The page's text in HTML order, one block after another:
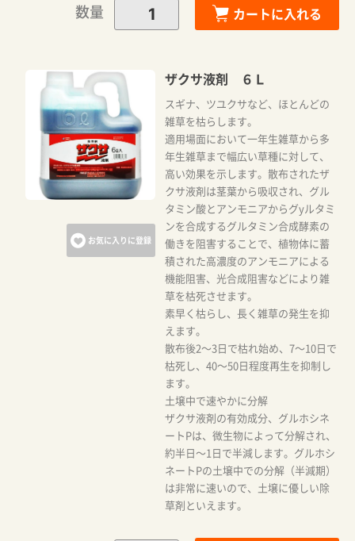
数量 カートに入れる
お気に入りに登録
ザクサ液剤 ６Ｌ
スギナ、ツユクサなど、ほとんどの
雑草を枯らします。
適用場面において一年生雑草から多
年生雑草まで幅広い草種に対して、
高い効果を示します。散布されたザ
クサ液剤は茎葉から吸収され、グル
タミン酸とアンモニアからグyルタミ
ンを合成するグルタミン合成酵素の
働きを阻害することで、植物体に蓄
積された高濃度のアンモニアによる
機能阻害、光合成阻害などにより雑
草を枯死させます。
素早く枯らし、長く雑草の発生を抑
えます。
散布後2～3日で枯れ始め、7～10日で
枯死し、40～50日程度再生を抑制し
ます。
土壌中で速やかに分解
ザクサ液剤の有効成分、グルホシネ
ートPは、微生物によって分解され、
約半日～1日で半減します。グルホシ
ネートPの土壌中での分解（半減期）
は非常に速いので、土壌に優しい除
草剤といえます。